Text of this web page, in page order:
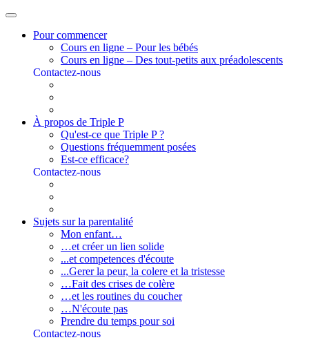
Pour commencer
Cours en ligne – Pour les bébés
Cours en ligne – Des tout-petits aux préadolescents
Contactez-nous
À propos de Triple P
Qu'est-ce que Triple P ?
Questions fréquemment posées
Est-ce efficace?
Contactez-nous
Sujets sur la parentalité
Mon enfant…
…et créer un lien solide
...et competences d'écoute
...Gerer la peur, la colere et la tristesse
…Fait des crises de colère
…et les routines du coucher
…N'écoute pas
Prendre du temps pour soi
Contactez-nous